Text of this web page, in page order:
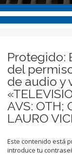
Protegido:
del
de audio y
AVS: OTH;
LAURO
Este contenido está
introduce tu